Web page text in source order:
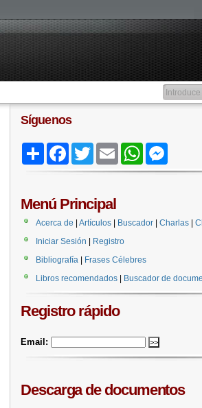
Síguenos
Share FacebookTwitter Email WhatsApp
Menú Principal
Acerca de Artículos Buscador Charlas
Iniciar Sesión
Registro
Bibliografía
Frases Célebres
Libros recomendados
Buscador de
Registro rápido
Email:
Descarga de documentos